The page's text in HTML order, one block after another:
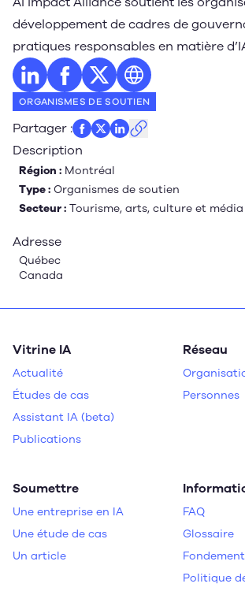
développement de cadres de
pratiques responsables en matière
Profil LinkedIn
Profil Facebook
Profil Twitter
Site web
ORGANISMES DE SOUTIEN
Partager :
Description
Région : Montréal
Type : Organismes de soutien
Secteur : Tourisme, arts, culture et média
Adresse
Québec
Canada
Vitrine IA
Actualité
Études de cas
Assistant IA (beta)
Publications
Réseau
Personnes
Soumettre
Une entreprise en IA
Une étude de cas
Un article
FAQ
Glossaire
Politique